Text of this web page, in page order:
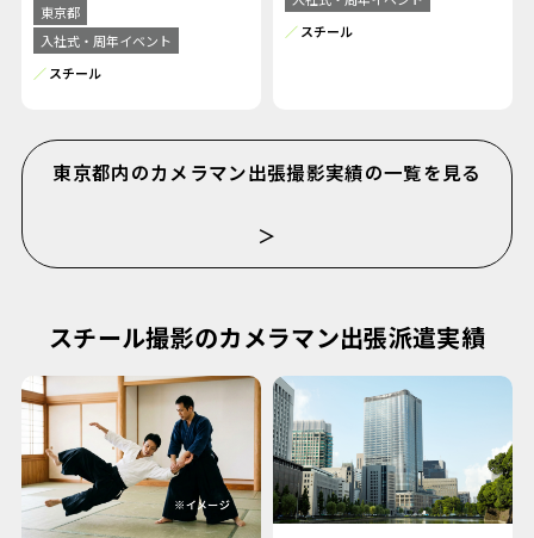
東京都
入社式・周年イベント
スチール
スチール
東京都内のカメラマン出張撮影実績の一覧を見る
＞
スチール撮影のカメラマン出張派遣実績